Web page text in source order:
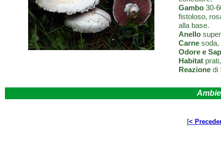
Gambo 30-
fistoloso,
alla base.
Anello
Carne soda,
Odore e
Habitat
Reazione di
[<